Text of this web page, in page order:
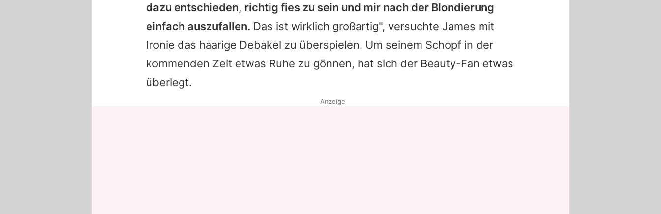
dazu entschieden, richtig fies zu sein und mir nach der Blondierung
einfach auszufallen. Das ist wirklich großartig", versuchte James mit
Ironie das haarige Debakel zu überspielen. Um seinem Schopf in der
kommenden Zeit etwas Ruhe zu gönnen, hat sich der Beauty-Fan etwas
überlegt.
Anzeige